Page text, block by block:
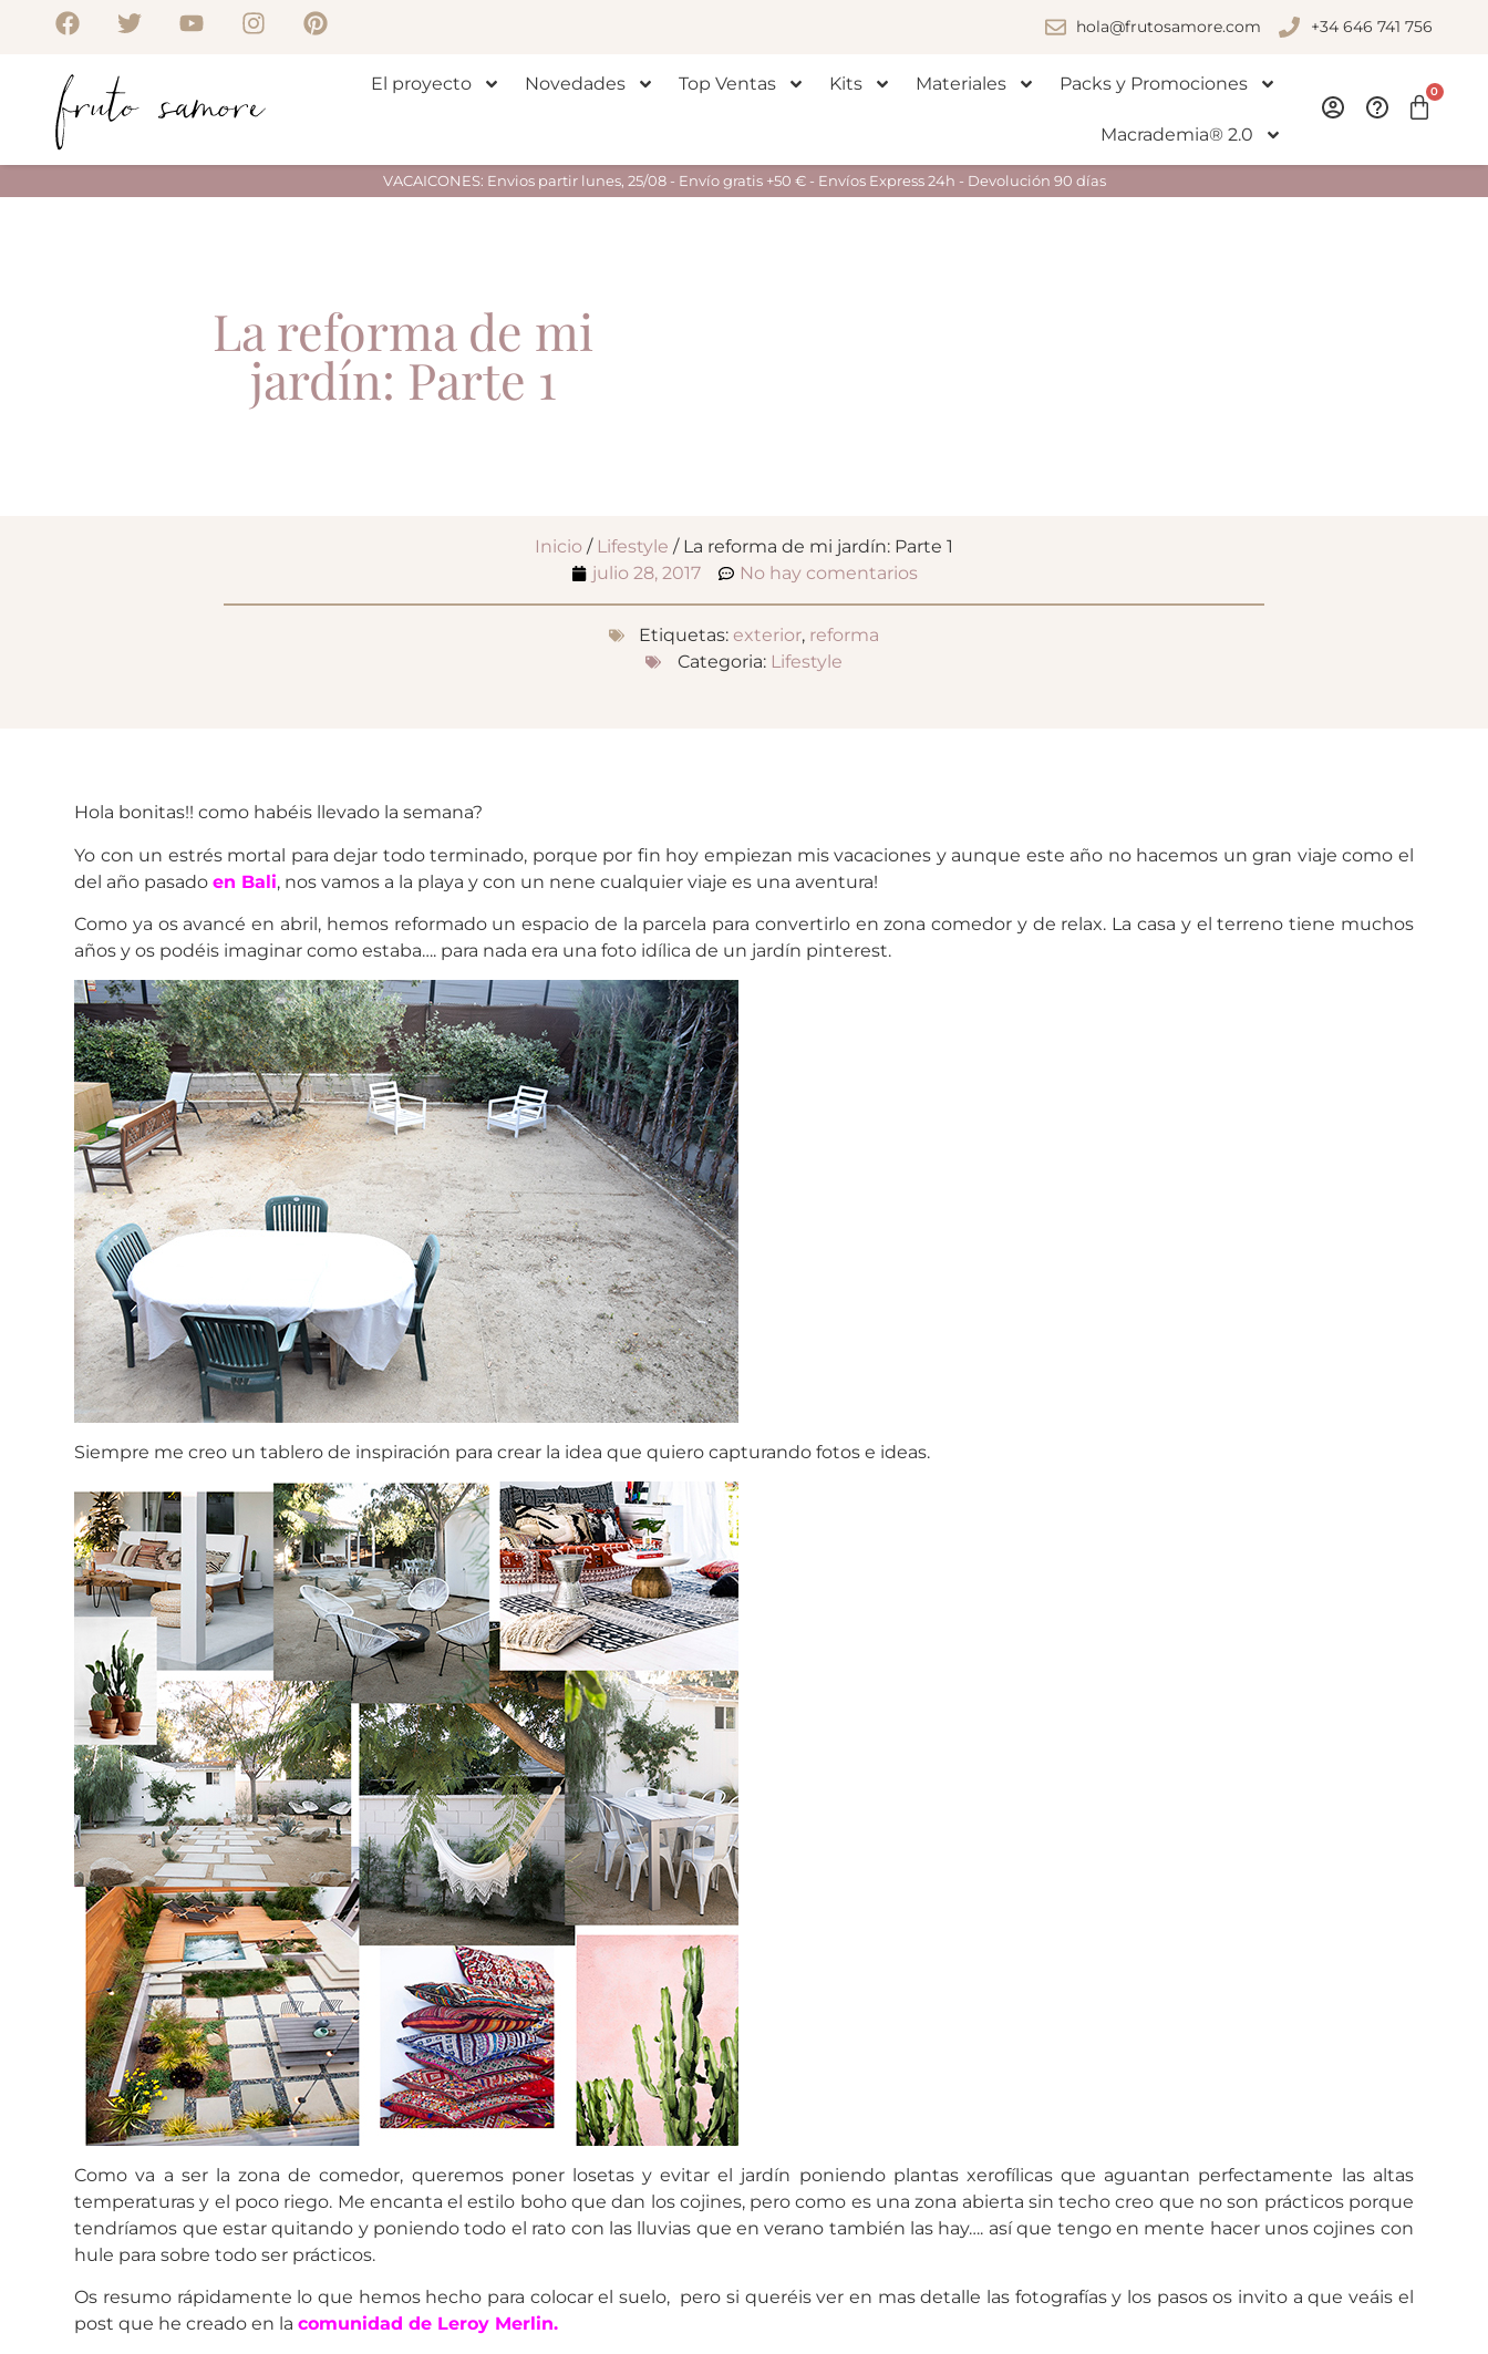
hola@frutosamore.com +34 646 741 756
El proyecto Novedades Top Ventas Kits Materiales Packs y Promociones
Macrademia® 2.0
0
VACAICONES: Envios partir lunes, 25/08 - Envío gratis +50 € - Envíos Express 24h - Devolución 90 días
La reforma de mi
jardín: Parte 1
Inicio / Lifestyle / La reforma de mi jardín: Parte 1
julio 28, 2017
No hay comentarios
Etiquetas: exterior, reforma
Categoria: Lifestyle
Hola bonitas!! como habéis llevado la semana?
Yo con un estrés mortal para dejar todo terminado, porque por fin hoy empiezan mis vacaciones y aunque este año no hacemos un gran viaje como el
del año pasadoen Bali, nos vamos a la playa y con un nene cualquier viaje es una aventura!
Como ya os avancé en abril, hemos reformado un espacio de la parcela para convertirlo en zona comedor y de relax. La casa y el terreno tiene muchos
años y os podéis imaginar como estaba…. para nada era una foto idílica de un jardín pinterest.
Siempre me creo un tablero de inspiración para crear la idea que quiero capturando fotos e ideas.
Como va a ser la zona de comedor, queremos poner losetas y evitar el jardín poniendo plantas xerofílicas que aguantan perfectamente las altas
temperaturas y el poco riego. Me encanta el estilo boho que dan los cojines, pero como es una zona abierta sin techo creo que no son prácticos porque
tendríamos que estar quitando y poniendo todo el rato con las lluvias que en verano también las hay…. así que tengo en mente hacer unos cojines con
hule para sobre todo ser prácticos.
Os resumo rápidamente lo que hemos hecho para colocar el suelo, pero si queréis ver en mas detalle las fotografías y los pasos os invito a que veáis el
post que he creado en lacomunidad de Leroy Merlin.